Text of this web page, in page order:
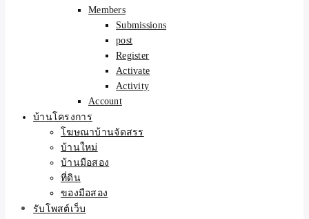
Members
Submissions
post
Register
Activate
Activity
Account
บ้านโครงการ
โฆษณาบ้านจัดสรร
บ้านใหม่
บ้านมือสอง
ที่ดิน
ของมือสอง
รับโพสต์เว็บ